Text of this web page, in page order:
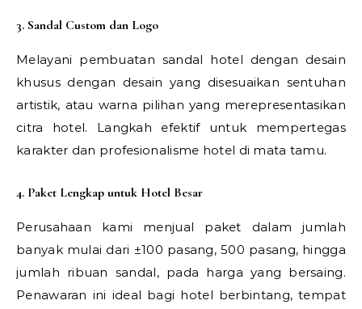
3. Sandal Custom dan Logo
Melayani pembuatan sandal hotel dengan desain
khusus dengan desain yang disesuaikan sentuhan
artistik, atau warna pilihan yang merepresentasikan
citra hotel. Langkah efektif untuk mempertegas
karakter dan profesionalisme hotel di mata tamu.
4. Paket Lengkap untuk Hotel Besar
Perusahaan kami menjual paket dalam jumlah
banyak mulai dari ±100 pasang, 500 pasang, hingga
jumlah ribuan sandal, pada harga yang bersaing.
Penawaran ini ideal bagi hotel berbintang, tempat